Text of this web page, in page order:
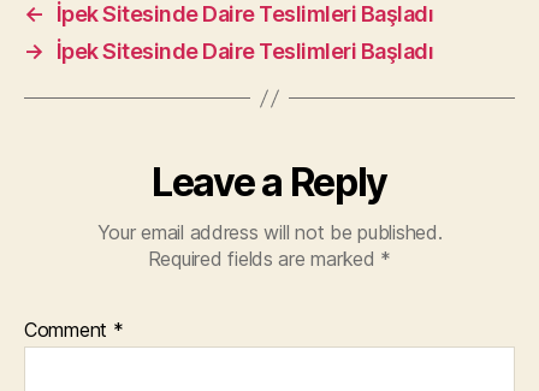
←
İpek Sitesinde Daire Teslimleri Başladı
→
İpek Sitesinde Daire Teslimleri Başladı
Leave a Reply
Your email address will not be published.
Required fields are marked *
Comment *